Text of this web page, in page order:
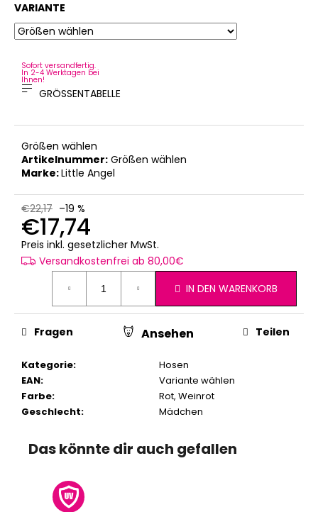
VARIANTE
Sofort versandfertig.
In 2-4 Werktagen bei
Ihnen!
GRÖSSENTABELLE
Größen wählen
Artikelnummer: Größen wählen
Marke:Little Angel
€22,17 –19 %
€17,74
Preis inkl. gesetzlicher MwSt.
Versandkostenfrei ab 80,00€
IN DEN WARENKORB
Kategorie:
Hosen
EAN:
Variante wählen
Farbe: Rot, Weinrot
Geschlecht: Mädchen
Fragen Ansehen Teilen
Das könnte dir auch gefallen